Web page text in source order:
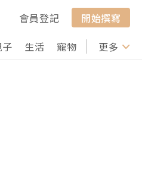
會員登記
開始撰寫
生活 寵物 行山 打卡
更多